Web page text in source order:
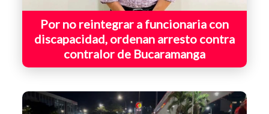
Por no reintegrar a funcionaria con
discapacidad, ordenan arresto contra
contralor de Bucaramanga